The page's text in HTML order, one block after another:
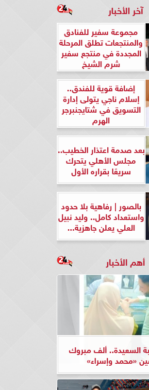
آخر الأخبار
مجموعة سفير للفنادق
والمنتجعات تطلق المرحلة
المجددة في منتجع سفير
شرم الشيخ
إضافة قوية للفندق..
إسلام ناجي يتولى إدارة
التسويق في شتايجنبرجر
الهرم
بعد صدمة اعتذار الخطيب..
مجلس الأهلي يتحرك
سريعًا بقراره الأول
بالصور | رفاهية بلا حدود
واستعداد كامل.. وليد نبيل
العلي يعلن جاهزية...
أهم الأخبار
السعيدة.. ألف مبروك
«محمد وإسراء»